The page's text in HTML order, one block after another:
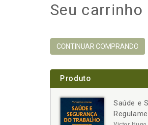
Seu carrinho
CONTINUAR COMPRANDO
Produto
Saúde e